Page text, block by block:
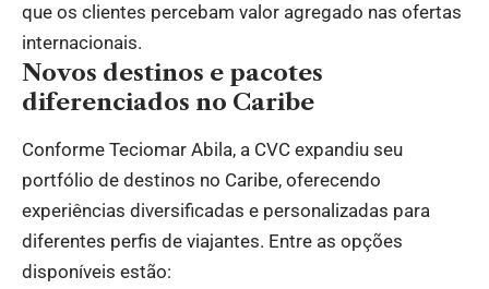
que os clientes percebam valor agregado nas ofertas
internacionais.
Novos destinos e pacotes
diferenciados no Caribe
Conforme Teciomar Abila, a CVC expandiu seu
portfólio de destinos no Caribe, oferecendo
experiências diversificadas e personalizadas para
diferentes perfis de viajantes. Entre as opções
disponíveis estão: